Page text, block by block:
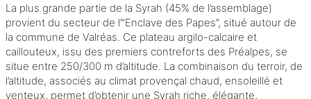
La plus grande partie de la Syrah (45% de l’assemblage)
provient du secteur de l’”Enclave des Papes”, situé autour de
la commune de Valréas. Ce plateau argilo-calcaire et
caillouteux, issu des premiers contreforts des Préalpes, se
situe entre 250/300 m d’altitude. La combinaison du terroir, de
l’altitude, associés au climat provençal chaud, ensoleillé et
venteux, permet d’obtenir une Syrah riche, élégante,